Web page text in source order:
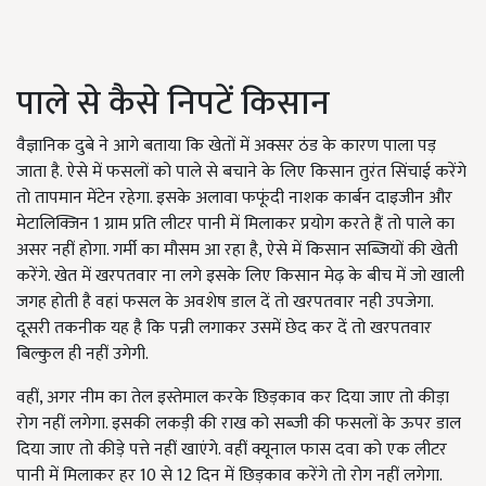
पाले से कैसे निपटें किसान
वैज्ञानिक दुबे ने आगे बताया कि खेतों में अक्सर ठंड के कारण पाला पड़
जाता है. ऐसे में फसलों को पाले से बचाने के लिए किसान तुरंत सिंचाई करेंगे
तो तापमान मेंटेन रहेगा. इसके अलावा फफूंदी नाशक कार्बन दाइजीन और
मेटालिक्जिन 1 ग्राम प्रति लीटर पानी में मिलाकर प्रयोग करते हैं तो पाले का
असर नहीं होगा. गर्मी का मौसम आ रहा है, ऐसे में किसान सब्जियों की खेती
करेंगे. खेत में खरपतवार ना लगे इसके लिए किसान मेढ़ के बीच में जो खाली
जगह होती है वहां फसल के अवशेष डाल दें तो खरपतवार नही उपजेगा.
दूसरी तकनीक यह है कि पन्नी लगाकर उसमें छेद कर दें तो खरपतवार
बिल्कुल ही नहीं उगेगी.
वहीं, अगर नीम का तेल इस्तेमाल करके छिड़काव कर दिया जाए तो कीड़ा
रोग नहीं लगेगा. इसकी लकड़ी की राख को सब्जी की फसलों के ऊपर डाल
दिया जाए तो कीड़े पत्ते नहीं खाएंगे. वहीं क्यूनाल फास दवा को एक लीटर
पानी में मिलाकर हर 10 से 12 दिन में छिड़काव करेंगे तो रोग नहीं लगेगा.